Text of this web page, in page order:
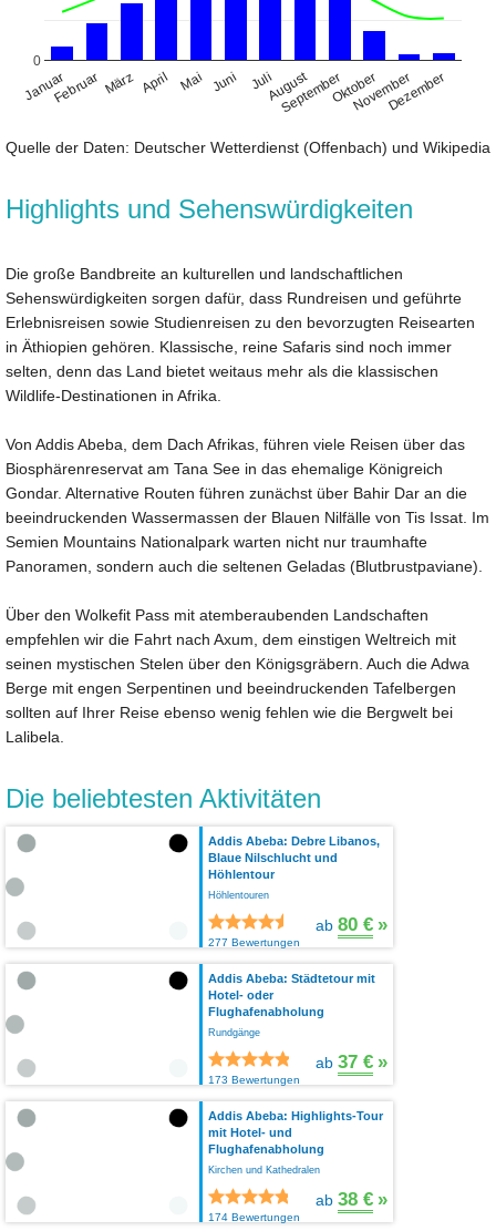
JanuarFebruar März April Mai Juni JuliAugust
SeptemberOktober
NovemberDezember
0
Quelle der Daten: Deutscher Wetterdienst (Offenbach) und Wikipedia
Highlights und Sehenswürdigkeiten
Die große Bandbreite an kulturellen und landschaftlichen
Sehenswürdigkeiten sorgen dafür, dass Rundreisen und geführte
Erlebnisreisen sowie Studienreisen zu den bevorzugten Reisearten
in Äthiopien gehören. Klassische, reine Safaris sind noch immer
selten, denn das Land bietet weitaus mehr als die klassischen
Wildlife-Destinationen in Afrika.
Von Addis Abeba, dem Dach Afrikas, führen viele Reisen über das
Biosphärenreservat am Tana See in das ehemalige Königreich
Gondar. Alternative Routen führen zunächst über Bahir Dar an die
beeindruckenden Wassermassen der Blauen Nilfälle von Tis Issat. Im
Semien Mountains Nationalpark warten nicht nur traumhafte
Panoramen, sondern auch die seltenen Geladas (Blutbrustpaviane).
Über den Wolkefit Pass mit atemberaubenden Landschaften
empfehlen wir die Fahrt nach Axum, dem einstigen Weltreich mit
seinen mystischen Stelen über den Königsgräbern. Auch die Adwa
Berge mit engen Serpentinen und beeindruckenden Tafelbergen
sollten auf Ihrer Reise ebenso wenig fehlen wie die Bergwelt bei
Lalibela.
Die beliebtesten Aktivitäten
Addis Abeba: Debre Libanos,
Blaue Nilschlucht und
Höhlentour
Höhlentouren
277 Bewertungen
ab 80 € »
Addis Abeba: Städtetour mit
Hotel- oder
Flughafenabholung
Rundgänge
173 Bewertungen
ab 37 € »
Addis Abeba: Highlights-Tour
mit Hotel- und
Flughafenabholung
Kirchen und Kathedralen
174 Bewertungen
ab 38 € »